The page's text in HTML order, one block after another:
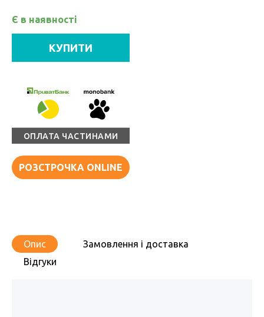
Є в наявності
КУПИТИ
ОПЛАТА ЧАСТИНАМИ
РОЗСТРОЧКА ONLINE
Опис
Замовлення і доставка
Відгуки